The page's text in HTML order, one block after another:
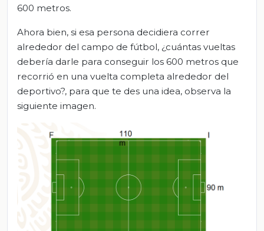
600 metros.
Ahora bien, si esa persona decidiera correr
alrededor del campo de fútbol, ¿cuántas vueltas
debería darle para conseguir los 600 metros que
recorrió en una vuelta completa alrededor del
deportivo?, para que te des una idea, observa la
siguiente imagen.